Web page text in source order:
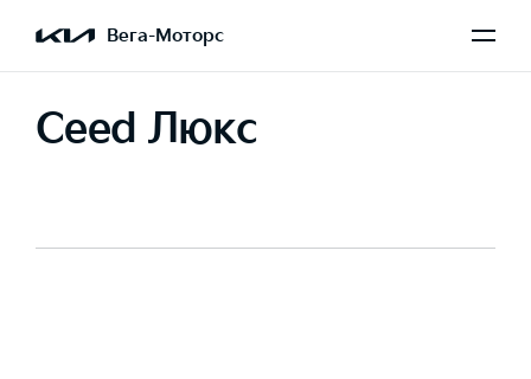
Вега-Моторс
Ceed Люкс